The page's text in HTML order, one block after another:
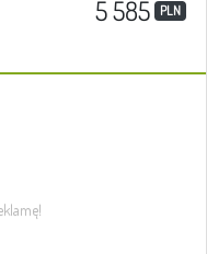
5 585 PLN